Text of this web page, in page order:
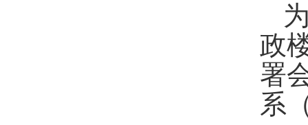
政
署
系